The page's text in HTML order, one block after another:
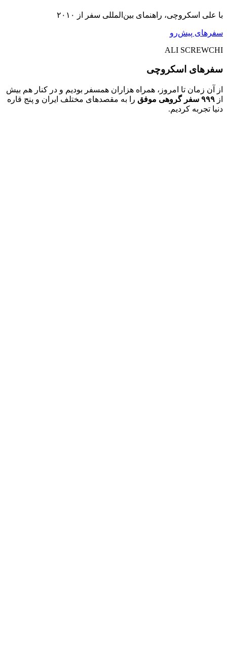
با علی اسکروچی، راهنمای بین‌المللی سفر از ۲۰۱۰
سفر‌های پیش‌رو
ALI SCREWCHI
سفرهای اسکروچی
از آن زمان تا امروز، همراه هزاران همسفر بودیم و در کنار هم بیش
از ۹۹۹ سفر گروهی موفق
را به مقصدهای مختلف ایران و پنج قاره
دنیا تجربه کردیم.